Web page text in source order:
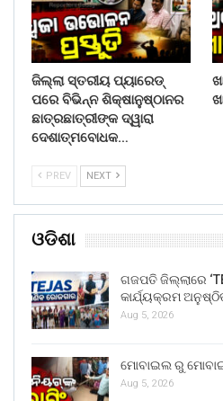
ଜିଲ୍ଲା ସ୍ତରୀୟ ପ୍ୟାରେଡ୍
ପରେ ବିଭିନ୍ନ ଶିକ୍ଷାନୁଷ୍ଠାନର
ଛାତ୍ରଛାତ୍ରୀଙ୍କ ଦ୍ୱାରା
ଦେଶାତ୍ମବୋଧକ…
PREV NEXT
ଓଡିଶା
ଗଜପତି ଜିଲ୍ଲାରେ
କାର୍ଯ୍ୟକ୍ରମ
Aug 5, 2026
ମୋବାଇଲ ରୁ
Aug 5, 2026